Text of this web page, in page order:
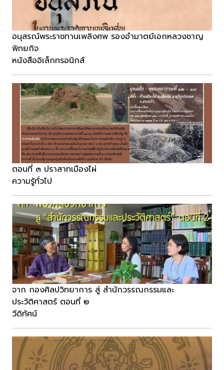
อนุสรณ์พระราชทานเพลิงศพ รองอำมาตย์เอกหลวงชาญ
พิทยกิจ
หนังสืออิเล็กทรอนิกส์
ตอนที่ ๓ ปราสาทเมืองไผ่
ความรู้ทั่วไป
จาก กองศิลปวิทยาการ สู่ สำนักวรรณกรรมและ
ประวัติศาสตร์ ตอนที่ ๒
วีดิทัศน์